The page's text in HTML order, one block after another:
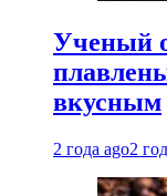
Ученый
вкусным
2 года ago2